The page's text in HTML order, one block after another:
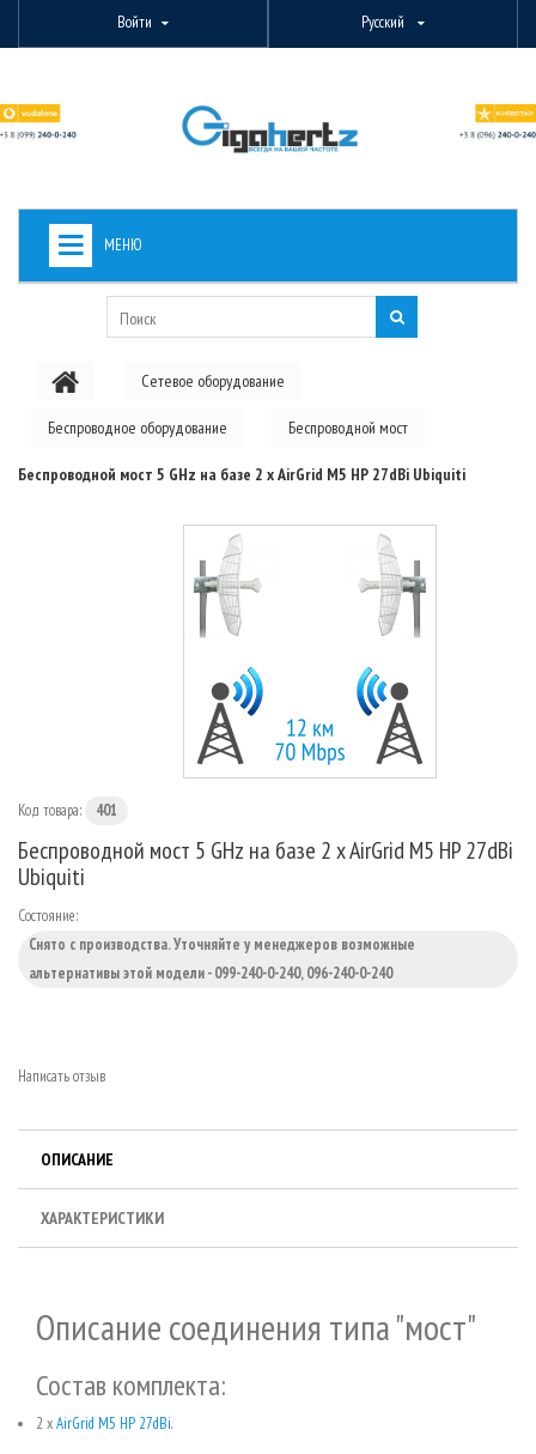
Войти Русский
МЕНЮ
PON ОБОРУДОВАНИЕ
Сетевое оборудование
Беспроводное оборудование Беспроводной мост
Беспроводной мост 5 GHz на базе 2 x AirGrid M5 HP 27dBi Ubiquiti
Код товара: 401
Беспроводной мост 5 GHz на базе 2 x AirGrid M5 HP 27dBi
Ubiquiti
Состояние:
Снято с производства. Уточняйте у менеджеров возможные
альтернативы этой модели - 099-240-0-240, 096-240-0-240
Написать отзыв
ОПИСАНИЕ
ХАРАКТЕРИСТИКИ
Описание соединения типа "мост"
Состав комплекта:
2 xAirGrid M5 HP 27dBi.